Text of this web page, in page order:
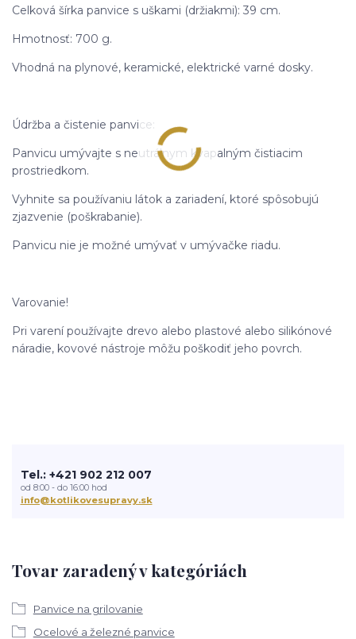
Celková šírka panvice s uškami (držiakmi): 39 cm.
Hmotnosť: 700 g.
Vhodná na plynové, keramické, elektrické varné dosky.
Údržba a čistenie panvice:
Panvicu umývajte s neutrálnym kvapalným čistiacim
prostriedkom.
Vyhnite sa používaniu látok a zariadení, ktoré spôsobujú
zjazvenie (poškrabanie).
Panvicu nie je možné umývať v umývačke riadu.
Varovanie!
Pri varení používajte drevo alebo plastové alebo silikónové
náradie, kovové nástroje môžu poškodiť jeho povrch.
Tovar zaradený v kategóriách
Panvice na grilovanie
Ocelové a železné panvice
Tel.: +421 902 212 007
od 8:00 - do 16:00 hod
info@kotlikovesupravy.sk